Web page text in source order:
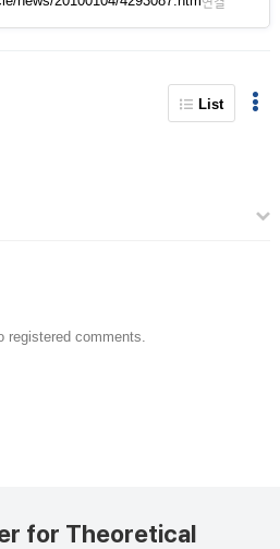
List
registered comments.
for Theoretical